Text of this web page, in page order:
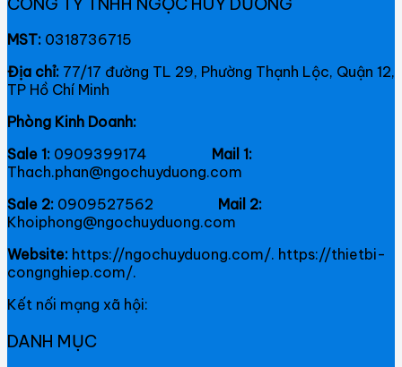
MST: 0318736715
Địa chỉ: 77/17 đường TL 29, Phường Thạnh Lộc, Quận 12,
TP Hồ Chí Minh
Phòng Kinh Doanh:
Sale 1: 0909399174 Mail 1:
Thach.phan@ngochuyduong.com
Sale 2: 0909527562 Mail 2:
Khoiphong@ngochuyduong.com
Website: https://ngochuyduong.com/. https://thietbi-
congnghiep.com/.
Kết nối mạng xã hội:
DANH MỤC